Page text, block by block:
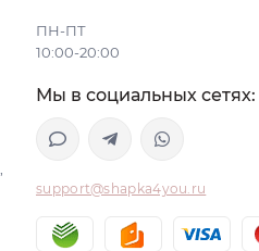
ПН-ПТ
10:00-20:00
Мы в социальных сетях:
support@shapka4you.ru